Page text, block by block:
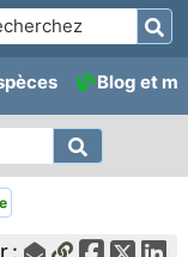
Blog et
: